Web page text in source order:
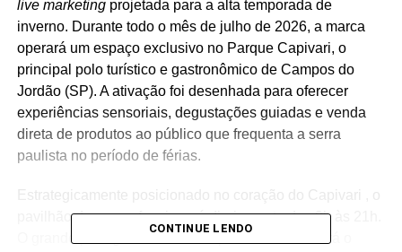
live marketingprojetada para a alta temporada de
inverno. Durante todo o mês de julho de 2026, a marca
operará um espaço exclusivo no Parque Capivari, o
principal polo turístico e gastronômico de Campos do
Jordão (SP). A ativação foi desenhada para oferecer
experiências sensoriais, degustações guiadas e venda
direta de produtos ao público que frequenta a serra
paulista no período de férias.
Estrategicamente posicionado no coração do Capivari , o
pavilhão da marca funcionará diariamente das 9h às 21h.
O grande protagonista do cardápio de inverno será o
CONTINUE LENDO